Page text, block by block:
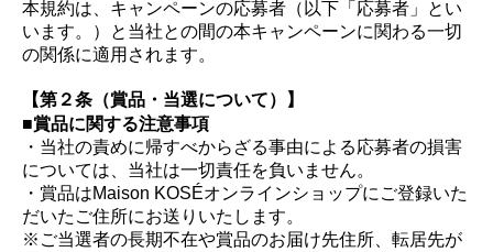
本規約は、キャンペーンの応募者（以下「応募者」とい
います。）と当社との間の本キャンペーンに関わる一切
の関係に適用されます。
【第２条（賞品・当選について）】
■賞品に関する注意事項
・当社の責めに帰すべからざる事由による応募者の損害
については、当社は一切責任を負いません。
・賞品はMaison KOSÉオンラインショップにご登録いた
だいたご住所にお送りいたします。
※ご当選者の長期不在や賞品のお届け先住所、転居先が